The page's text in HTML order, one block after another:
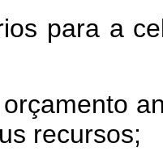
para a
recursos;